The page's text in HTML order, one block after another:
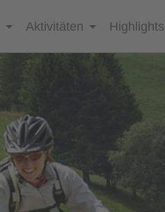
Aktivitäten Highlights